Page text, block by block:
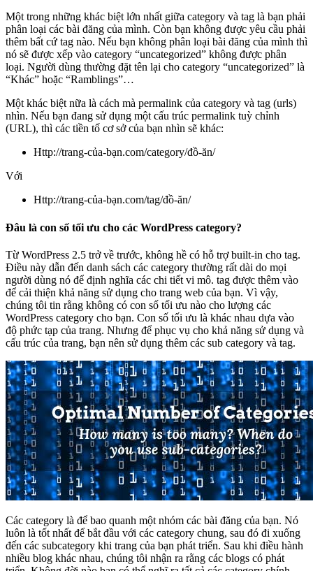
Một trong những khác biệt lớn nhất giữa category và tag là bạn phải
phân loại các bài đăng của mình. Còn bạn không được yêu cầu phải
thêm bất cứ tag nào. Nếu bạn không phân loại bài đăng của mình thì
nó sẽ được xếp vào category “uncategorized” không được phân
loại. Người dùng thường đặt tên lại cho category “uncategorized” là
“Khác” hoặc “Ramblings”…
Một khác biệt nữa là cách mà permalink của category và tag (urls)
nhìn. Nếu bạn đang sử dụng một cấu trúc permalink tuỳ chỉnh
(URL), thì các tiền tố cơ sở của bạn nhìn sẽ khác:
Http://trang-của-bạn.com/category/đồ-ăn/
Với
Http://trang-của-bạn.com/tag/đồ-ăn/
Đâu là con số tối ưu cho các WordPress category?
Từ WordPress 2.5 trở về trước, không hề có hỗ trợ built-in cho tag.
Điều này dẫn đến danh sách các category thường rất dài do mọi
người dùng nó để định nghĩa các chi tiết vi mô. tag được thêm vào
để cải thiện khả năng sử dụng cho trang web của bạn. Vì vậy,
chúng tôi tin rằng không có con số tối ưu nào cho lượng các
WordPress category cho bạn. Con số tối ưu là khác nhau dựa vào
độ phức tạp của trang. Nhưng để phục vụ cho khả năng sử dụng và
cấu trúc của trang, bạn nên sử dụng thêm các sub category và tag.
Các category là để bao quanh một nhóm các bài đăng của bạn. Nó
luôn là tốt nhất để bắt đầu với các category chung, sau đó đi xuống
đến các subcategory khi trang của bạn phát triển. Sau khi điều hành
nhiều blog khác nhau, chúng tôi nhận ra rằng các blogs có phát